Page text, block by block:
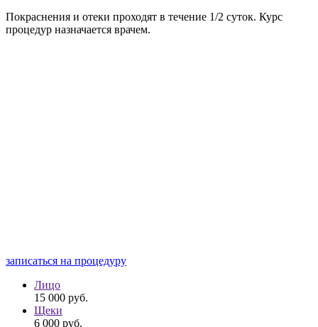
Покраснения и отеки проходят в течение 1/2 суток. Курс
процедур назначается врачем.
записаться на процедуру
Лицо
15 000 руб.
Щеки
6 000 руб.